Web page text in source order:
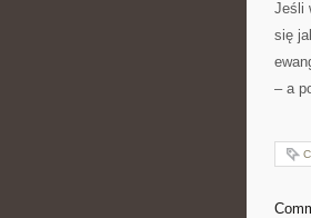
Jeśli
się
– a